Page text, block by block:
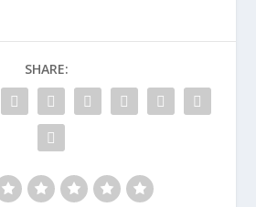
SHARE: